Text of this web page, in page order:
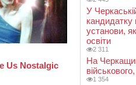
У
кандидатку
установи,
освіти
2 311
На
1 354